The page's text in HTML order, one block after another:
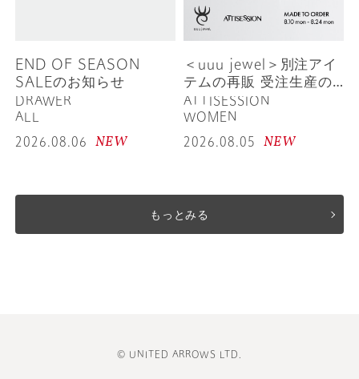
END OF SEASON
SALEのお知らせ
DRAWER
ALL
2026.08.06 NEW
＜uuu jewel＞別注アイ
テムの再販 受注生産の
お知らせ
ATTISESSION
WOMEN
2026.08.05 NEW
もっとみる
© UNITED ARROWS LTD.